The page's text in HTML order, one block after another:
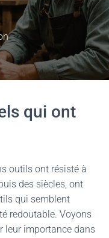
qui ont
outils ont résisté à
des siècles, ont
qui semblent
redoutable. Voyons
leur importance dans